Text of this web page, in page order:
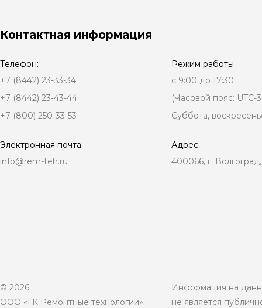
Контактная информация
Телефон:
+7 (8442) 23-33-34
+7 (8442) 23-43-44
+7 (800) 250-33-53
Режим работы:
с 9:00 до 17:30
(Часовой пояс: UTC-
Суббота,
Электронная почта:
info@rem-teh.ru
Адрес:
400066, г.
© 2026
ООО «ГК Ремонтные технологии»
Информация на
не является